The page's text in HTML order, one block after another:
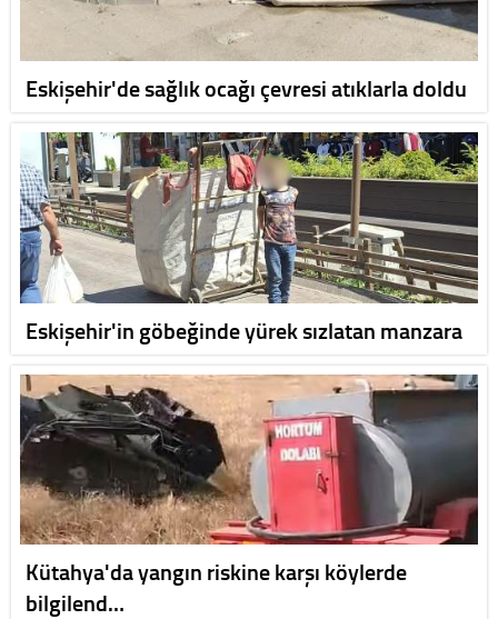
Eskişehir'de sağlık ocağı çevresi atıklarla doldu
Eskişehir'in göbeğinde yürek sızlatan manzara
Kütahya'da yangın riskine karşı köylerde
bilgilend…